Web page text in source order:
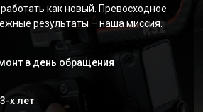
как новый. Превосходное
результаты – наша миссия.
в день обращения
х лет